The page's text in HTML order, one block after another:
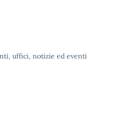
uffici, notizie ed eventi